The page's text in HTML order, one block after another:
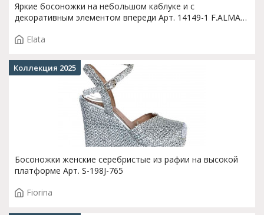
Яркие босоножки на небольшом каблуке и с
декоративным элементом впереди Арт. 14149-1 F.ALMA
Elata
Босоножки женские серебристые из рафии на высокой
платформе Арт. S-198J-765
Fiorina
Коллекция 2025